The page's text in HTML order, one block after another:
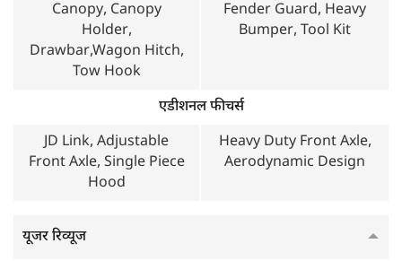
Canopy, Canopy
Holder,
Drawbar,Wagon Hitch,
Tow Hook
Fender Guard, Heavy
Bumper, Tool Kit
एडीशनल फीचर्स
JD Link, Adjustable
Front Axle, Single Piece
Hood
Heavy Duty Front Axle,
Aerodynamic Design
यूजर रिव्यूज